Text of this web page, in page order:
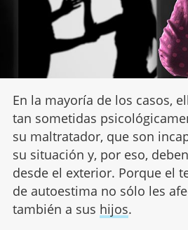
En la mayoría de los casos,
tan sometidas
su maltratador, que son
su situación y, por eso,
desde el exterior. Porque el
de autoestima no sólo les
también a sus hijos.